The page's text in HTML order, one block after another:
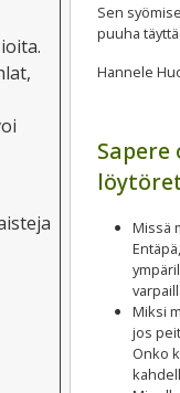
Sen
puuha
Hannele
Missä
Miksi
jos
Onko